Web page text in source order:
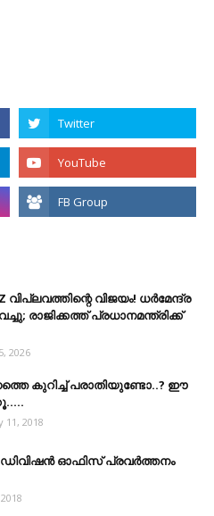
വിജയം! ധർമേന്ദ്ര
രാജിക്കത്ത് പ്രധാനമന്ത്രിക്ക്
2026
കുറിച്ച് പരാതിയുണ്ടോ..? ഈ
11, 2018
ഓഫിസ് പ്രവർത്തനം